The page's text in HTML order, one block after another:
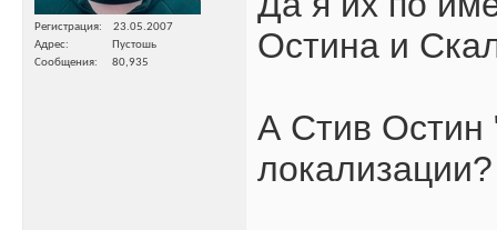
Регистрация
23.05.2007
Адрес
Пустошь
Сообщения
80,935
Остина и
А Стив Остин